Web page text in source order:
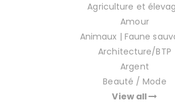
Agriculture et
Amour
Animaux | Faune
Architecture/BTP
Argent
Beauté / Mode
View all